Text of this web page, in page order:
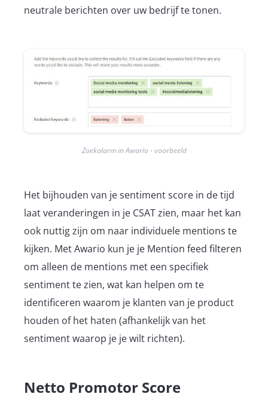
neutrale berichten over uw bedrijf te tonen.
Zoekalarm in Awario - voorbeeld
Het bijhouden van je sentiment score in de tijd
laat veranderingen in je CSAT zien, maar het kan
ook nuttig zijn om naar individuele mentions te
kijken. Met Awario kun je je Mention feed filteren
om alleen de mentions met een specifiek
sentiment te zien, wat kan helpen om te
identificeren waarom je klanten van je product
houden of het haten (afhankelijk van het
sentiment waarop je je wilt richten).
Netto Promotor Score